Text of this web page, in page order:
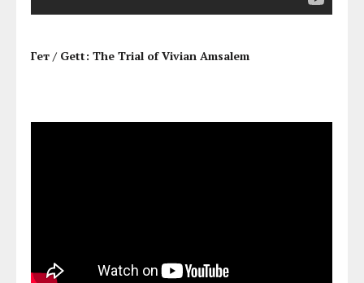
Гет / Gett: The Trial of Vivian Amsalem